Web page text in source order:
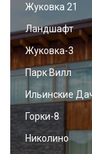
Жуковка 21
Ландшафт
Жуковка-3
Парк Вилл
Ильинские
Горки-8
Николино